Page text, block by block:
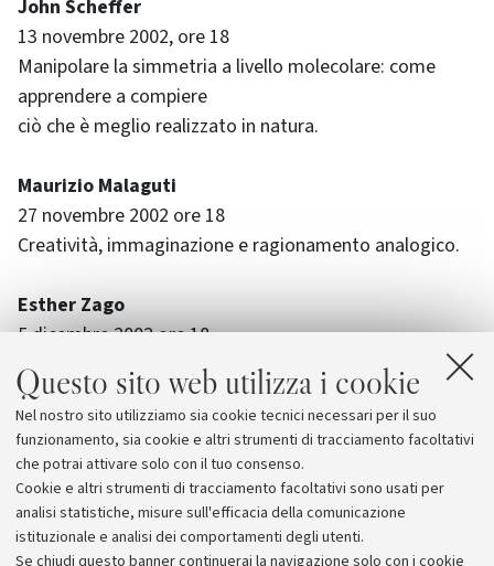
Questo sito web utilizza i cookie
Nel nostro sito utilizziamo sia cookie tecnici necessari per il suo
funzionamento, sia cookie e altri strumenti di tracciamento facoltativi
che potrai attivare solo con il tuo consenso.
Cookie e altri strumenti di tracciamento facoltativi sono usati per
analisi statistiche, misure sull'efficacia della comunicazione
istituzionale e analisi dei comportamenti degli utenti.
Se chiudi questo banner continuerai la navigazione solo con i cookie
John Scheffer
13 novembre 2002, ore 18
Manipolare la simmetria a livello molecolare: come
apprendere a compiere
ciò che è meglio realizzato in natura.
Maurizio Malaguti
27 novembre 2002 ore 18
Creatività, immaginazione e ragionamento analogico.
Esther Zago
5 dicembre 2002 ore 18
Creatività e immaginazione nella poesia ebraica
americana: riscrivere la
Bibbia, ripensare la fede.
La partecipazione di Colleghi e Studenti è gradita